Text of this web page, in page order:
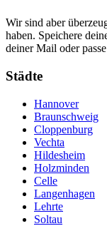
Wir sind aber
haben. Speichere
deiner Mail oder
Städte
Hannover
Braunschweig
Cloppenburg
Vechta
Hildesheim
Holzminden
Celle
Langenhagen
Lehrte
Soltau